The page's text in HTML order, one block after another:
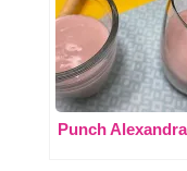
Punch Alexandra